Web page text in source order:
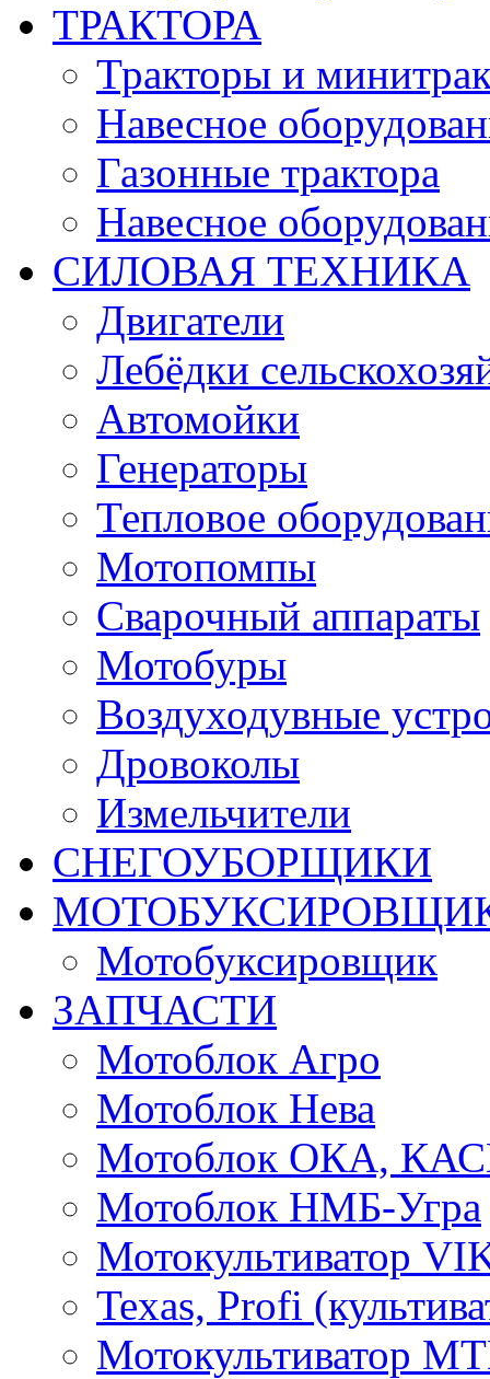
ТРАКТОРА
Тракторы и
Навесное
Газонные трактора
Навесное
СИЛОВАЯ ТЕХНИКА
Двигатели
Лебёдки
Автомойки
Генераторы
Тепловое
Мотопомпы
Сварочный аппараты
Мотобуры
Воздуходувные
Дровоколы
Измельчители
СНЕГОУБОРЩИКИ
Мотобуксировщик
ЗАПЧАСТИ
Мотоблок Агро
Мотоблок Нева
Мотоблок ОКА,
Мотоблок НМБ-Угра
Мотокультиватор
Texas, Profi
Мотокультиватор